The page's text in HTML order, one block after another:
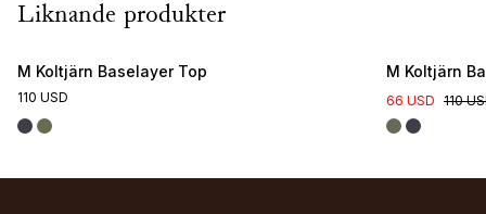
Liknande produkter
M Koltjärn Baselayer Top
110 USD
M Koltjärn
66 USD 110